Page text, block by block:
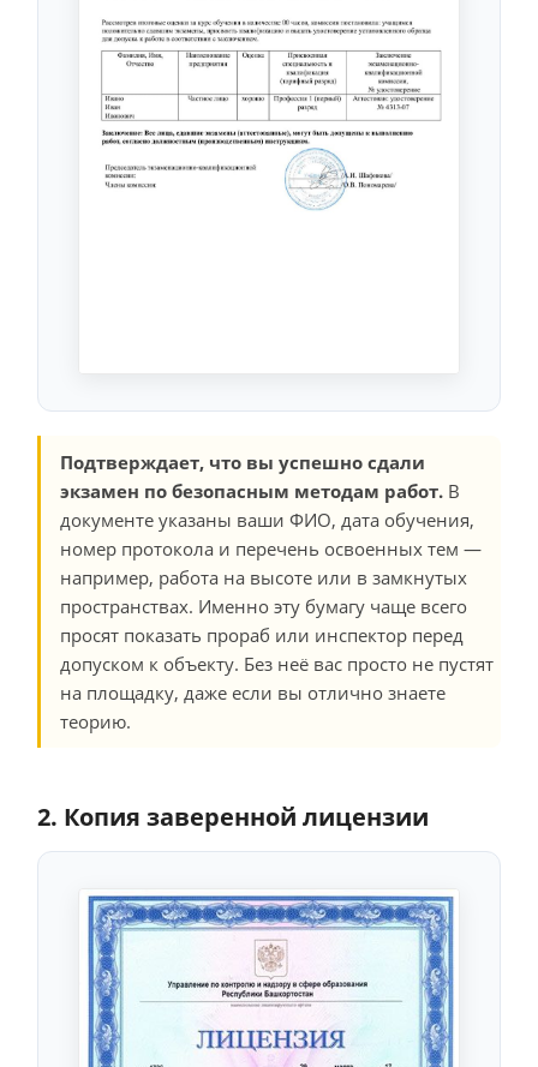
Подтверждает, что вы успешно сдали
экзамен по безопасным методам работ. В
документе указаны ваши ФИО, дата обучения,
номер протокола и перечень освоенных тем —
например, работа на высоте или в замкнутых
пространствах. Именно эту бумагу чаще всего
просят показать прораб или инспектор перед
допуском к объекту. Без неё вас просто не пустят
на площадку, даже если вы отлично знаете
теорию.
2. Копия заверенной лицензии